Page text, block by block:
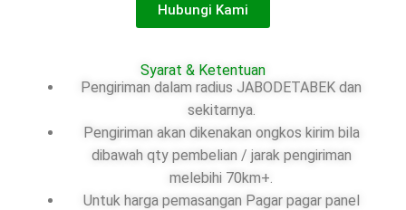
Hubungi Kami
Syarat & Ketentuan
Pengiriman dalam radius JABODETABEK dan
sekitarnya.
Pengiriman akan dikenakan ongkos kirim bila
dibawah qty pembelian / jarak pengiriman
melebihi 70km+.
Untuk harga pemasangan Pagar pagar panel